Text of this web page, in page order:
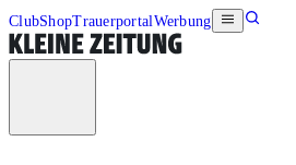
ClubShopTrauerportalWerbung